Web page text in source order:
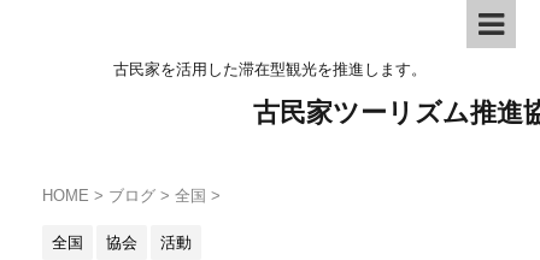
古民家を活用した滞在型観光を推進します。
古民家ツーリズム推進
HOME > ブログ > 全国 >
全国 協会 活動